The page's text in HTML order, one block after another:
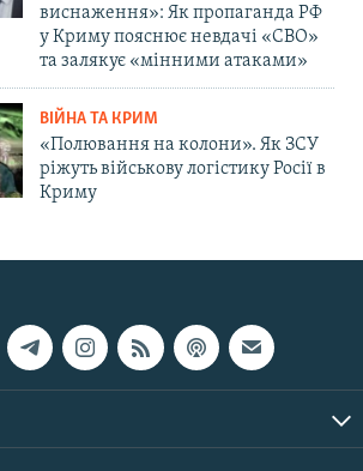
виснаження»: Як пропаганда РФ
у Криму пояснює невдачі «СВО»
та залякує «мінними атаками»
ВІЙНА ТА КРИМ
«Полювання на колони». Як ЗСУ
ріжуть військову логістику Росії в
Криму